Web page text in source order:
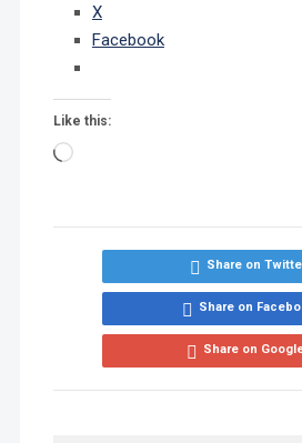
X
Facebook
Like this:
Share on
Share on
Share on